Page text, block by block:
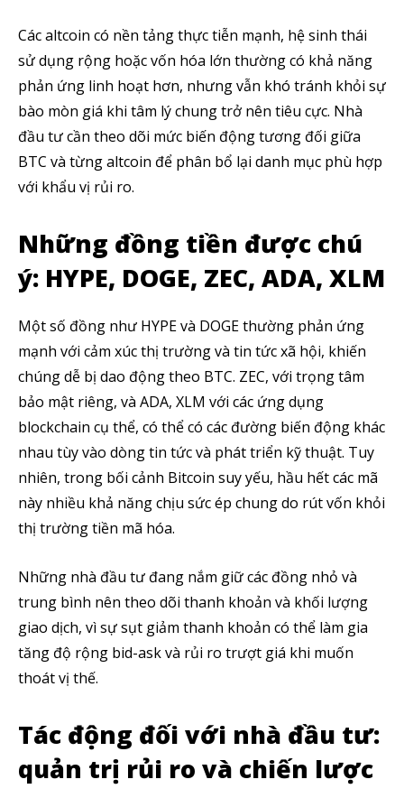
Theo dõi CIG News
Chúng tôi mang lại trải nghiệm thú vị với tin tức nhanh chóng, góc
nhìn thị trường trực quan và mang lại lượng kiến thức cần thiết trong
Các altcoin có nền tảng thực tiễn mạnh, hệ sinh thái
sử dụng rộng hoặc vốn hóa lớn thường có khả năng
phản ứng linh hoạt hơn, nhưng vẫn khó tránh khỏi sự
bào mòn giá khi tâm lý chung trở nên tiêu cực. Nhà
đầu tư cần theo dõi mức biến động tương đối giữa
BTC và từng altcoin để phân bổ lại danh mục phù hợp
với khẩu vị rủi ro.
Những đồng tiền được chú
ý: HYPE, DOGE, ZEC, ADA, XLM
Một số đồng như HYPE và DOGE thường phản ứng
mạnh với cảm xúc thị trường và tin tức xã hội, khiến
chúng dễ bị dao động theo BTC. ZEC, với trọng tâm
bảo mật riêng, và ADA, XLM với các ứng dụng
blockchain cụ thể, có thể có các đường biến động khác
nhau tùy vào dòng tin tức và phát triển kỹ thuật. Tuy
nhiên, trong bối cảnh Bitcoin suy yếu, hầu hết các mã
này nhiều khả năng chịu sức ép chung do rút vốn khỏi
thị trường tiền mã hóa.
Những nhà đầu tư đang nắm giữ các đồng nhỏ và
trung bình nên theo dõi thanh khoản và khối lượng
giao dịch, vì sự sụt giảm thanh khoản có thể làm gia
tăng độ rộng bid-ask và rủi ro trượt giá khi muốn
thoát vị thế.
Tác động đối với nhà đầu tư:
quản trị rủi ro và chiến lược